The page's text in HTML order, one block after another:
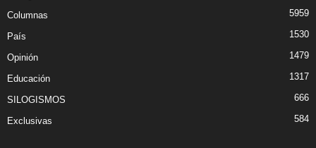
Columnas 5959
País 1530
Opinión 1479
Educación 1317
SILOGISMOS 666
Exclusivas 584